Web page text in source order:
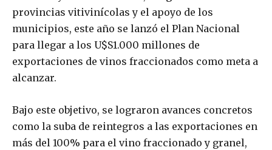
provincias vitivinícolas y el apoyo de los
municipios, este año se lanzó el Plan Nacional
para llegar a los U$S1.000 millones de
exportaciones de vinos fraccionados como meta a
alcanzar.
Bajo este objetivo, se lograron avances concretos
como la suba de reintegros a las exportaciones en
más del 100% para el vino fraccionado y granel,